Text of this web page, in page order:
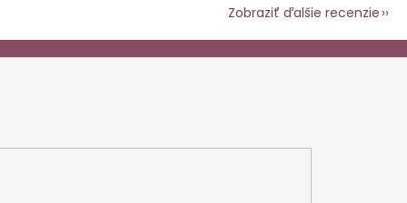
Zobraziť ďalšie recenzie